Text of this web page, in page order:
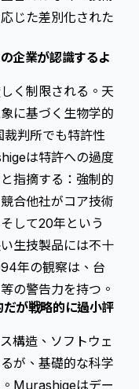
じた差別化された
企業が認識するよ
く制限される。天
に基づく生物学的
裁判所でも特許性
は特許への過度
指摘する：強制的
合他社がコア技術
して20年という
生技製品には不十
年の観察は、台
の警告力を持つ。
が戦略的に過小評
構造、ソフトウェ
が、基礎的な科学
Murashigeはデー